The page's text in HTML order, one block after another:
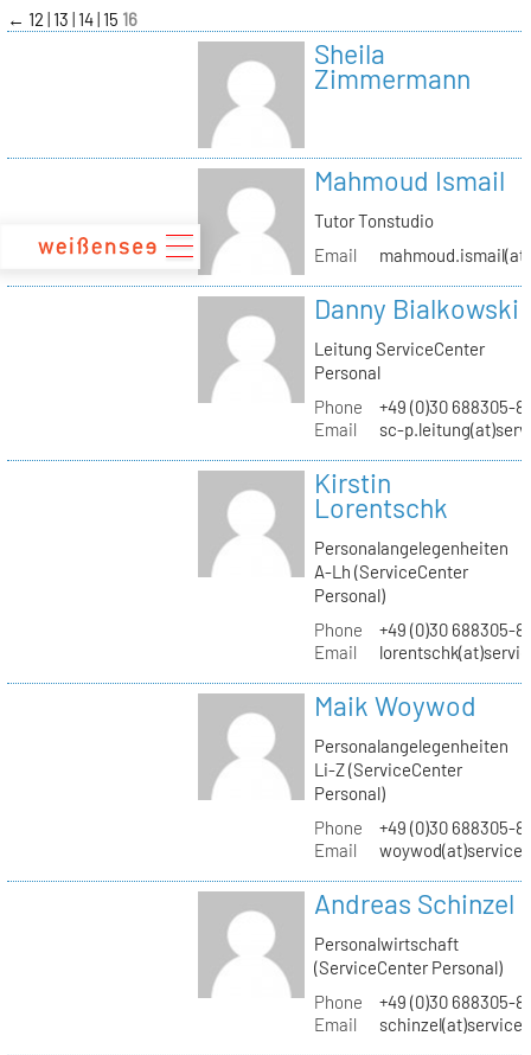
zum
Inhalt
← 12 13 14 15 16
Sheila
Zimmermann
Mahmoud Ismail
Tutor Tonstudio
Email
Danny Bialkowski
Leitung ServiceCenter
Personal
Phone
+49 (0)30 688305-
Email
sc-
Kirstin
Lorentschk
Personalangelegenheiten
A-Lh (ServiceCenter
Personal)
Phone
+49 (0)30 688305-
Email
Maik Woywod
Personalangelegenheiten
Li-Z (ServiceCenter
Personal)
Phone
+49 (0)30 688305-
Email
Andreas Schinzel
Personalwirtschaft
(ServiceCenter Personal)
Phone
+49 (0)30 688305-
Email